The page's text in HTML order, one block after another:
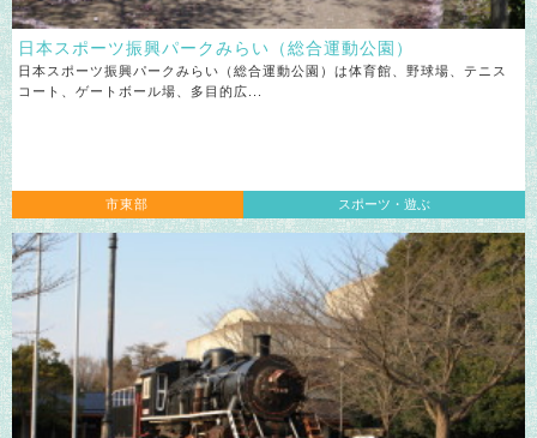
日本スポーツ振興パークみらい （総合運動公園）
日本スポーツ振興パークみらい（総合運動公園）は体育館、野球場、テニス
コート、ゲートボール場、多目的広...
市東部 スポーツ・遊ぶ